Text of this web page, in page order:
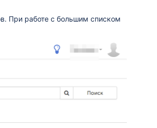
При работе с большим списком